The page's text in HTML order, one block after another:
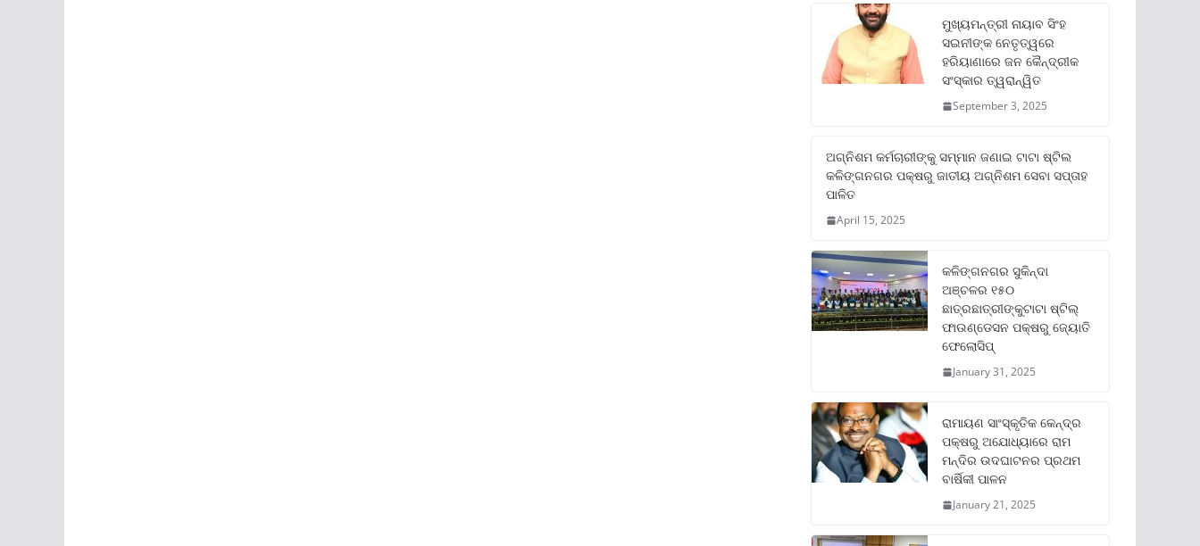
ମୁଖ୍ୟମନ୍ତ୍ରୀ ନାୟାବ ସିଂହ
ସଇନୀଙ୍କ ନେତୃତ୍ୱରେ
ହରିୟାଣାରେ ଜନ କୈନ୍ଦ୍ରୀକ
ସଂସ୍କାର ତ୍ୱରାନ୍ୱିତ
September 3, 2025
ଅଗ୍ନିଶମ କର୍ମଚାରୀଙ୍କୁ ସମ୍ମାନ ଜଣାଇ ଟାଟା ଷ୍ଟିଲ
କଳିଙ୍ଗନଗର ପକ୍ଷରୁ ଜାତୀୟ ଅଗ୍ନିଶମ ସେବା ସପ୍ତାହ
ପାଳିତ
April 15, 2025
କଳିଙ୍ଗନଗର ସୁକିନ୍ଦା
ଅଞ୍ଚଳର ୧୫୦
ଛାତ୍ରଛାତ୍ରୀଙ୍କୁଟାଟା ଷ୍ଟିଲ୍
ଫାଉଣ୍ଡେସନ ପକ୍ଷରୁ ଜ୍ୟୋତି
ଫେଲୋସିପ୍‌
January 31, 2025
ରାମାୟଣ ସାଂସ୍କୃତିକ କେନ୍ଦ୍ର
ପକ୍ଷରୁ ଅଯୋଧ୍ୟାରେ ରାମ
ମନ୍ଦିର ଉଦଘାଟନର ପ୍ରଥମ
ବାର୍ଷିକୀ ପାଳନ
January 21, 2025